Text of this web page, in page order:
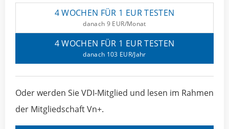
4 WOCHEN FÜR 1 EUR TESTEN
danach 9 EUR/Monat
4 WOCHEN FÜR 1 EUR TESTEN
danach 103 EUR/Jahr
Oder werden Sie VDI-Mitglied und lesen im Rahmen
der Mitgliedschaft Vn+.